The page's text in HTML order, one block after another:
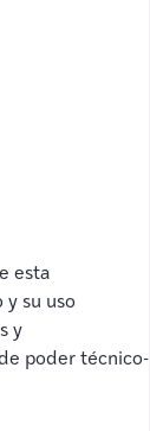
esta
su uso
y
poder técnico-